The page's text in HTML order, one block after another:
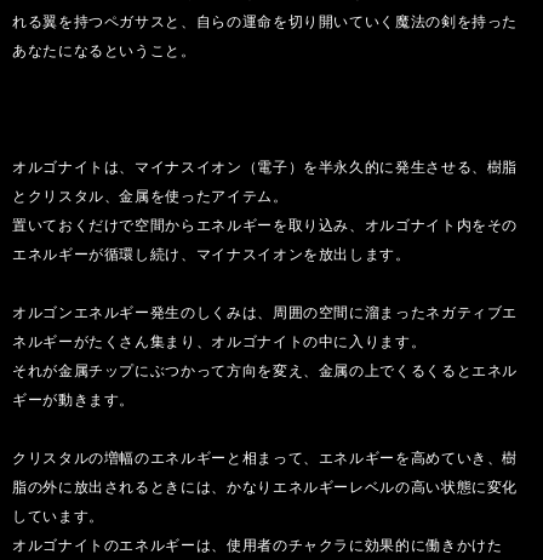
れる翼を持つペガサスと、自らの運命を切り開いていく魔法の剣を持った
あなたになるということ。
オルゴナイトは、マイナスイオン（電子）を半永久的に発生させる、樹脂
とクリスタル、金属を使ったアイテム。
置いておくだけで空間からエネルギーを取り込み、オルゴナイト内をその
エネルギーが循環し続け、マイナスイオンを放出します。
オルゴンエネルギー発生のしくみは、周囲の空間に溜まったネガティブエ
ネルギーがたくさん集まり、オルゴナイトの中に入ります。
それが金属チップにぶつかって方向を変え、金属の上でくるくるとエネル
ギーが動きます。
クリスタルの増幅のエネルギーと相まって、エネルギーを高めていき、樹
脂の外に放出されるときには、かなりエネルギーレベルの高い状態に変化
しています。
オルゴナイトのエネルギーは、使用者のチャクラに効果的に働きかけた